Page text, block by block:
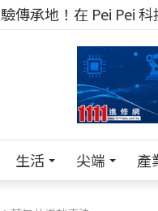
傳承地！在 Pei Pei
生活 尖端 產